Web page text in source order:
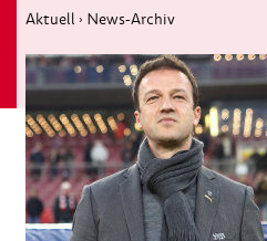
Aktuell › News-Archiv